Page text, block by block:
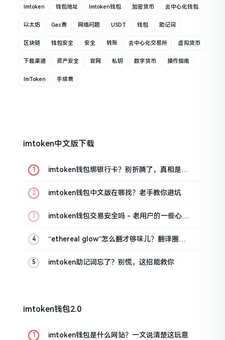
Imtoken 钱包地址 Imtoken钱包 加密货币 去中心化钱包
以太坊 Gas费 网络问题 USDT 钱包 助记词
区块链 钱包安全 安全 转账 去中心化交易所 虚拟货币
下载渠道 资产安全 官网 私钥 数字货币 操作指南
ImToken 手续费
imtoken中文版下载
imtoken钱包绑银行卡？别折腾了，真相是这
imtoken钱包中文版在哪找？老手教你避坑
imtoken钱包交易安全吗 - 老用户的一些心里
“ethereal glow”怎么翻才够味儿？翻译圈老
imtoken助记词忘了？别慌，这招能救你
imtoken钱包2.0
imtoken钱包是什么网站？一文说清楚这玩意